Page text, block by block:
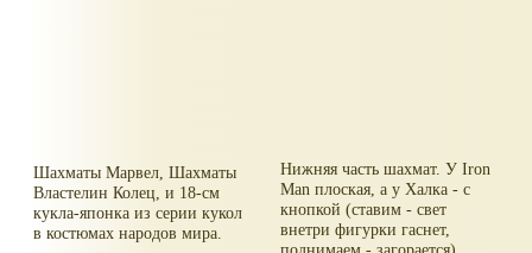
Шахматы Марвел, Шахматы
Властелин Колец, и 18-см
кукла-японка из серии кукол
в костюмах народов мира.
Нижняя часть шахмат. У Iron
Man плоская, а у Халка - с
кнопкой (ставим - свет
внетри фигурки гаснет,